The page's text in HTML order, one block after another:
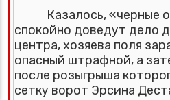
Казалось, «черные
спокойно доведут дело
центра, хозяева поля
опасный штрафной, а
после розыгрыша
сетку ворот Эрсина